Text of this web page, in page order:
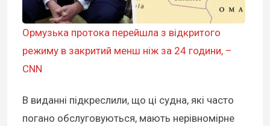
Ормузька протока перейшла з відкритого
режиму в закритий менш ніж за 24 години, –
CNN
В виданні підкреслили, що ці судна, які часто
погано обслуговуються, мають нерівномірне